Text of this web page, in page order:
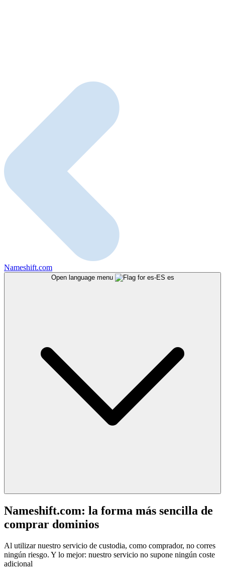
Nameshift.com
Open language menu es
Nameshift.com: la forma más sencilla de
comprar dominios
Al utilizar nuestro servicio de custodia, como comprador, no corres
ningún riesgo. Y lo mejor: nuestro servicio no supone ningún coste
adicional